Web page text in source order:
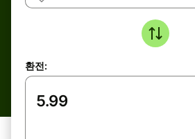
환전: